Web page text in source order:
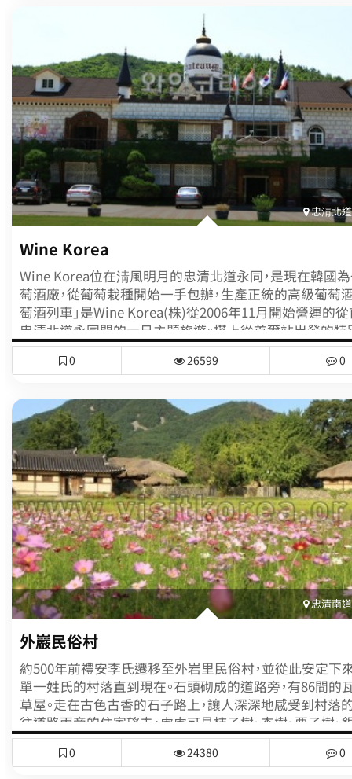
密陽朴氏。」古藪洞窟於1973年10月被韓國洞窟學會考察
現，設立裕信高等學校、昌現高等學校的學校法人裕信學
1976年將此開發為學生們的自然學習場，成為韓國國內
的洞窟。洞窟內有馬陸、螞蟻類；水裡有蝦類、短溝蜷、魚
物棲息，獅子岩、章魚岩、禿鷹岩、瑪麗亞像等120餘個的
石筍，非常壯觀地排列著。
忠淸北
Wine Korea
Wine Korea位在淸風明月的忠清北道永同，是現在韓國
萄酒廠，從葡萄栽種開始一手包辦，生產正統的高級葡萄酒
萄酒列車」是Wine Korea(株)從2006年11月開始營運的
忠清北道永同間的一日主題旅遊。搭上從首爾站出發的特
可以感受車廂內裝潢成如咖啡廳氣氛般的紅酒、白酒、人
車廂，並且可以無限享用永同所生產的韓國產葡萄酒。列
葡萄酒足浴體驗與製作天然化妝品體驗、工廠見習等活動
萄酒之外，還可以參觀錦山的人蔘展示館與草藥傳統市場
的葡萄酒列車主題旅遊也在此圓滿結束。另外，Wine
產、開發的葡萄酒、健康葡萄汁、德國茶、ChateauMani葡
妝品等商品都可以在網路上訂購。
0 26599 0
忠清南
外巖民俗村
約500年前禮安李氏遷移至外岩里民俗村，並從此安定下
單一姓氏的村落直到現在。石頭砌成的道路旁，有86間的
草屋。走在古色古香的石子路上，讓人深深地感受到村落
往道路兩旁的住家望去，處處可見柿子樹、杏樹、栗子樹、
等等。除了村莊入口的守護神外，村子裡還有許多具歷史
機、碾榖機、水車、茅草屋頂等，讓人得以一窺朝鮮時代
0 24380 0